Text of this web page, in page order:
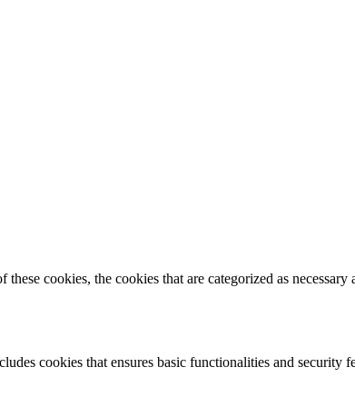
cookies, the cookies that are categorized as necessary
cookies that ensures basic functionalities and security